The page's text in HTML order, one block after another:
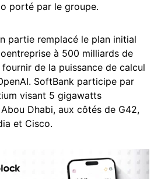
porté par le groupe.
partie remplacé le plan initial
à 500 milliards de
de la puissance de calcul
SoftBank participe par
visant 5 gigawatts
Dhabi, aux côtés de G42,
et Cisco.